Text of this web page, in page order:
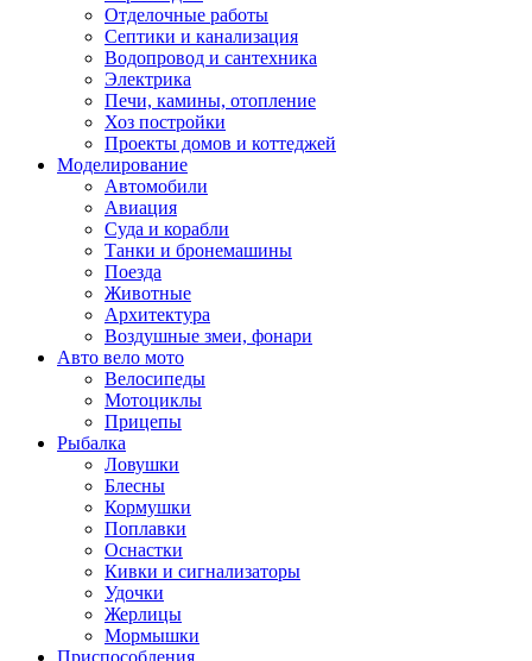
Отделочные работы
Септики и канализация
Водопровод и сантехника
Электрика
Печи, камины, отопление
Хоз постройки
Проекты домов и коттеджей
Моделирование
Автомобили
Авиация
Суда и корабли
Танки и бронемашины
Поезда
Животные
Архитектура
Воздушные змеи, фонари
Авто вело мото
Велосипеды
Мотоциклы
Прицепы
Рыбалка
Ловушки
Блесны
Кормушки
Поплавки
Оснастки
Кивки и сигнализаторы
Удочки
Жерлицы
Мормышки
Приспособления